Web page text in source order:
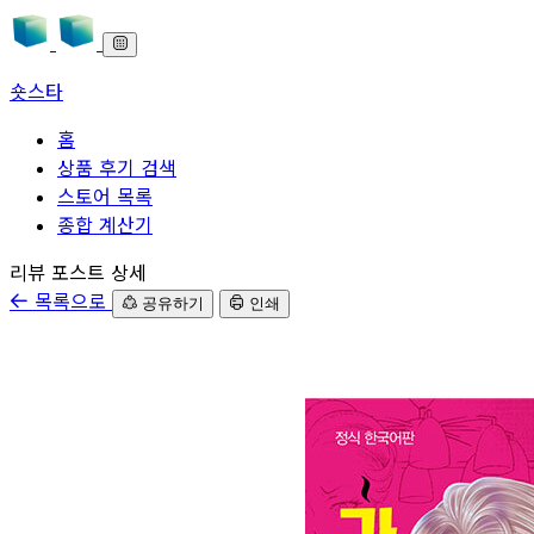
숏스타
홈
상품 후기 검색
스토어 목록
종합 계산기
본문으로 바로가기
리뷰 포스트 상세
목록으로
공유하기 인쇄